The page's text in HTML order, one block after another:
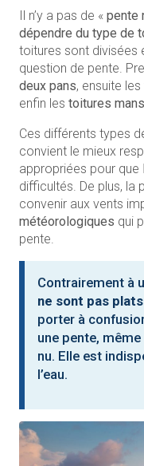
Il n’y a pas de « pente
dépendre du type de
toitures sont divisées
question de pente.
deux pans, ensuite les
enfin les toitures
Ces différents types
convient le mieux
appropriées pour que
difficultés. De plus, la
convenir aux vents
météorologiques qui
pente.
Contrairement à
ne sont pas plats
porter à
une pente,
nu. Elle est
l’eau.